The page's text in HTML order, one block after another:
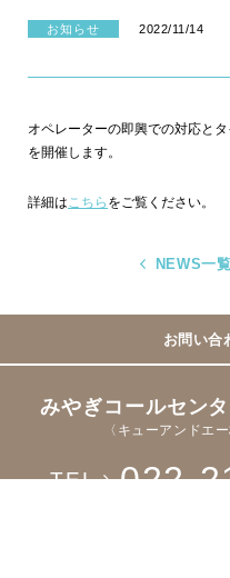
お知らせ 2022/11/14
オペレーターの即興での対応と
を開催します。
詳細はこちら をご覧ください。
NEWS一
お問い合
みやぎコールセン
〈キューアンドエ
TEL 022-